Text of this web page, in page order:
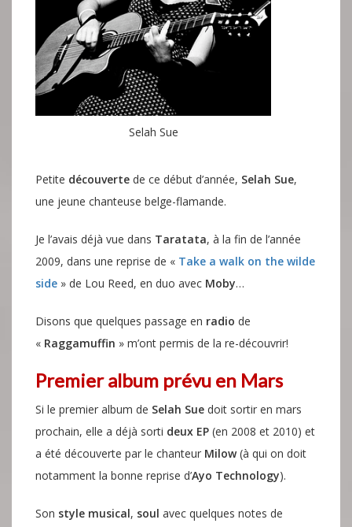
Selah Sue
Petite découverte de ce début d’année, Selah Sue,
une jeune chanteuse belge-flamande.
Je l’avais déjà vue dans Taratata, à la fin de l’année
2009, dans une reprise de « Take a walk on the wilde
side » de Lou Reed, en duo avec Moby…
Disons que quelques passage en radio de
« Raggamuffin » m’ont permis de la re-découvrir!
Premier album prévu en Mars
Si le premier album de Selah Sue doit sortir en mars
prochain, elle a déjà sorti deux EP (en 2008 et 2010) et
a été découverte par le chanteur Milow(à qui on doit
notamment la bonne reprise d’Ayo Technology).
Son style musical, soul avec quelques notes de